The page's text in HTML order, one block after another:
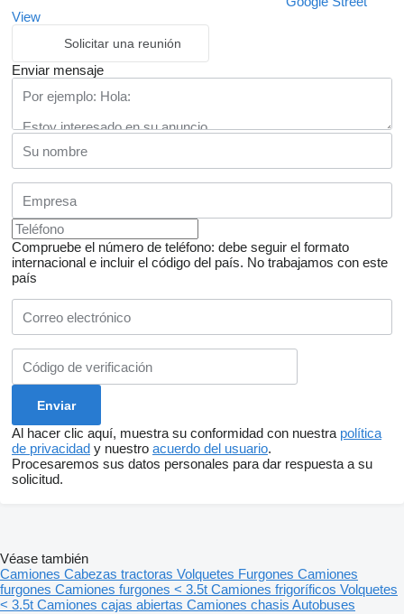
View
Solicitar una reunión
Enviar mensaje
Compruebe el número de teléfono: debe seguir el formato
internacional e incluir el código del país. No trabajamos con este
país
Al hacer clic aquí, muestra su conformidad con nuestra política
de privacidad y nuestro acuerdo del usuario.
Procesaremos sus datos personales para dar respuesta a su
solicitud.
Véase también
Camiones Cabezas tractoras Volquetes Furgones Camiones
furgones Camiones furgones < 3.5t Camiones frigoríficos Volquetes
< 3.5t Camiones cajas abiertas Camiones chasis Autobuses